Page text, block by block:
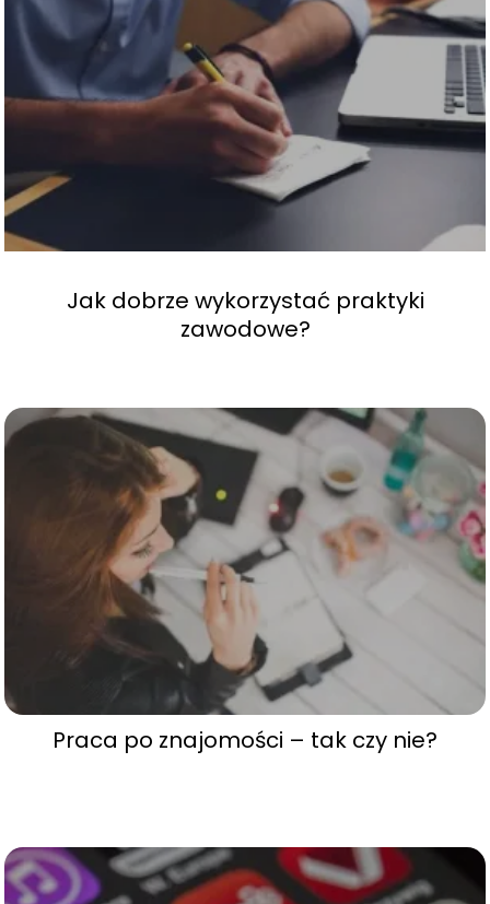
Jak dobrze wykorzystać praktyki
zawodowe?
Praca po znajomości – tak czy nie?